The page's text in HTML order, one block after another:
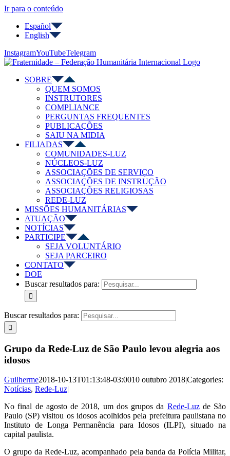
Ir para o conteúdo
Español
English
InstagramYouTubeTelegram
SOBRE
QUEM SOMOS
INSTRUTORES
COMPLIANCE
PERGUNTAS FREQUENTES
PUBLICAÇÕES
SAIU NA MIDIA
FILIADAS
COMUNIDADES-LUZ
NÚCLEOS-LUZ
ASSOCIAÇÕES DE SERVIÇO
ASSOCIAÇÕES DE INSTRUÇÃO
ASSOCIAÇÕES RELIGIOSAS
REDE-LUZ
MISSÕES HUMANITÁRIAS
ATUAÇÃO
NOTÍCIAS
PARTICIPE
SEJA VOLUNTÁRIO
SEJA PARCEIRO
CONTATO
DOE
Buscar resultados para:
Buscar resultados para:
Grupo da Rede-Luz de São Paulo levou alegria aos
idosos
Guilherme2018-10-13T01:13:48-03:0010 outubro 2018|Categories:
Notícias, Rede-Luz|
No final de agosto de 2018, um dos grupos da Rede-Luzde São
Paulo (SP) visitou os idosos acolhidos pela prefeitura paulistana no
Instituto de Longa Permanência para Idosos (ILPI), situado na
capital paulista.
O grupo da Rede-Luz, acompanhado pela banda da Polícia Militar,